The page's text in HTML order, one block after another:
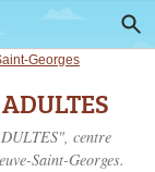
Georges
centre
Saint-Georges.